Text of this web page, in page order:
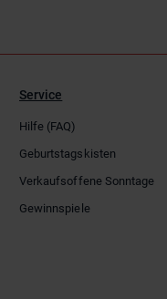
Service
Hilfe (FAQ)
Geburtstagskisten
Verkaufsoffene Sonntage
Gewinnspiele